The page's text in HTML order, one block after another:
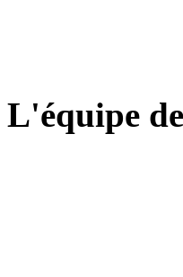
L'équipe